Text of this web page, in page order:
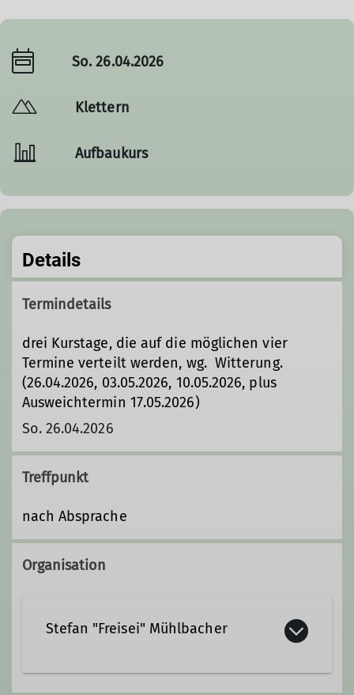
So. 26.04.2026
Klettern
Aufbaukurs
Details
Termindetails
drei Kurstage, die auf die möglichen vier
Termine verteilt werden, wg. Witterung.
(26.04.2026, 03.05.2026, 10.05.2026, plus
Ausweichtermin 17.05.2026)
So. 26.04.2026
Treffpunkt
nach Absprache
Organisation
Stefan "Freisei" Mühlbacher